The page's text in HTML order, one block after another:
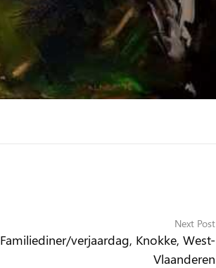
Next Post
Familiediner/verjaardag, Knokke, West-
Vlaanderen